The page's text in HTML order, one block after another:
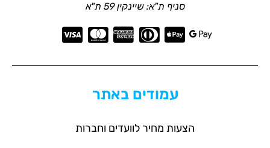
סניף ת"א: שיינקין 59 ת"א
עמודים באתר
הצעות מחיר לוועדים וחברות